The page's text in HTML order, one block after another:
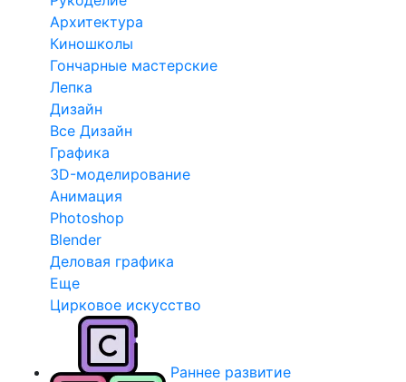
Архитектура
Киношколы
Гончарные мастерские
Лепка
Дизайн
Все Дизайн
Графика
3D-моделирование
Анимация
Photoshop
Blender
Деловая графика
Еще
Цирковое искусство
Раннее развитие